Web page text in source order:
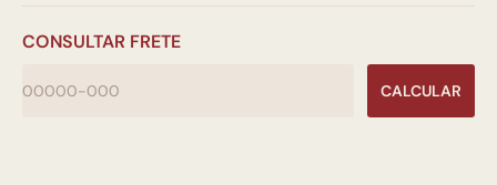
CONSULTAR FRETE
CALCULAR